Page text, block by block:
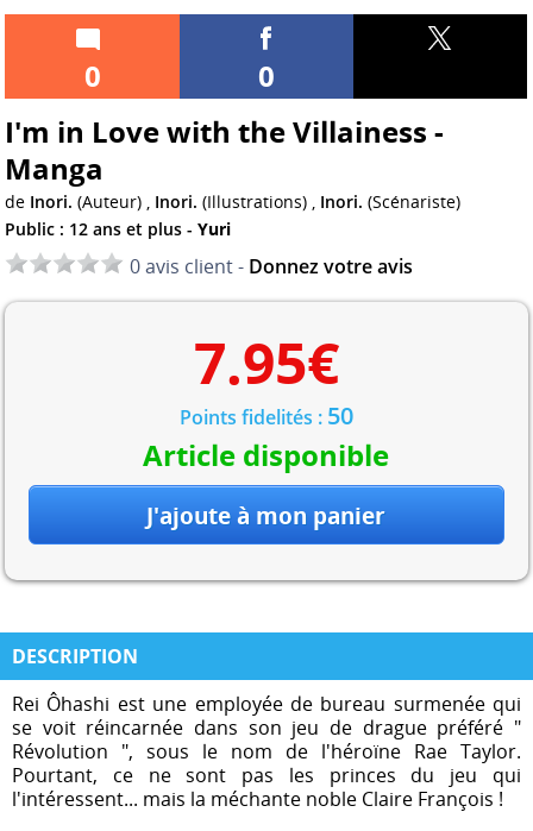
0
0
I'm in Love with the Villainess -
Manga
de Inori. (Auteur) , Inori. (Illustrations) , Inori. (Scénariste)
Public : 12 ans et plus -Yuri
0 avis client - Donnez votre avis
7.95€
Points fidelités : 50
Article disponible
DESCRIPTION
Rei Ôhashi est une employée de bureau surmenée qui
se voit réincarnée dans son jeu de drague préféré "
Révolution ", sous le nom de l'héroïne Rae Taylor.
Pourtant, ce ne sont pas les princes du jeu qui
l'intéressent... mais la méchante noble Claire François !